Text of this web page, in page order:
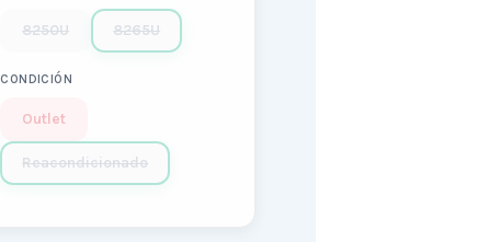
8250U 8265U
CONDICIÓN
Outlet
Reacondicionado